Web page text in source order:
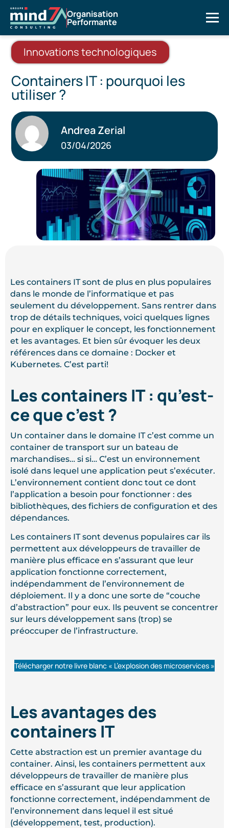
Organisation
Performante
Innovations technologiques
Containers IT : pourquoi les
utiliser ?
Andrea Zerial
03/04/2026
Les containers IT sont de plus en plus populaires
dans le monde de l’informatique et pas
seulement du développement. Sans rentrer dans
trop de détails techniques, voici quelques lignes
pour en expliquer le concept, les fonctionnement
et les avantages. Et bien sûr évoquer les deux
références dans ce domaine : Docker et
Kubernetes. C’est parti!
Les containers IT : qu’est-
ce que c’est ?
Un container dans le domaine IT c’est comme un
container de transport sur un bateau de
marchandises… si si… C’est un environnement
isolé dans lequel une application peut s’exécuter.
L’environnement contient donc tout ce dont
l’application a besoin pour fonctionner : des
bibliothèques, des fichiers de configuration et des
dépendances.
Les containers IT sont devenus populaires car ils
permettent aux développeurs de travailler de
manière plus efficace en s’assurant que leur
application fonctionne correctement,
indépendamment de l’environnement de
déploiement. Il y a donc une sorte de “couche
d’abstraction” pour eux. Ils peuvent se concentrer
sur leurs développement sans (trop) se
préoccuper de l’infrastructure.
Télécharger notre livre blanc « L’explosion des microservices »
Les avantages des
containers IT
Cette abstraction est un premier avantage du
container. Ainsi, les containers permettent aux
développeurs de travailler de manière plus
efficace en s’assurant que leur application
fonctionne correctement, indépendamment de
l’environnement dans lequel il est situé
(développement, test, production).